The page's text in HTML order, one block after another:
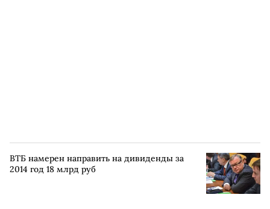
ВТБ намерен направить на дивиденды за
2014 год 18 млрд руб